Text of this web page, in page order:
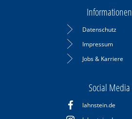
Informationen
Datenschutz
Impressum
Jobs & Karriere
Social Media
lahnstein.de